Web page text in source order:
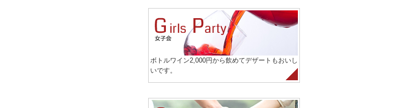
ボトルワイン2,000円から飲めてデザートもおいし
いです。